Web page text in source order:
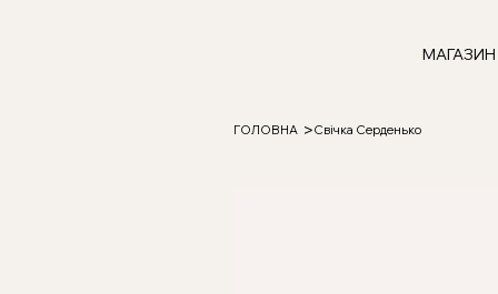
МАГАЗИН
ГОЛОВНА >Свічка Серденько